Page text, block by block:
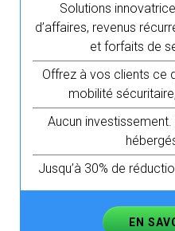
Solutions
d’affaires, revenus
et forfaits de
Offrez à vos clients ce
mobilité
Aucun
Jusqu’à 30% de
EN